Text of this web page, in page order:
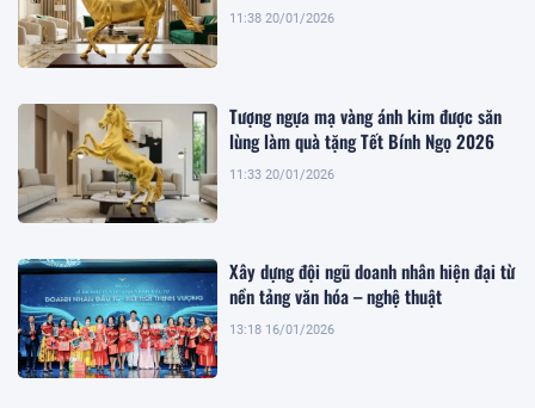
11:38 20/01/2026
Tượng ngựa mạ vàng ánh kim được săn
lùng làm quà tặng Tết Bính Ngọ 2026
11:33 20/01/2026
Xây dựng đội ngũ doanh nhân hiện đại từ
nền tảng văn hóa – nghệ thuật
13:18 16/01/2026